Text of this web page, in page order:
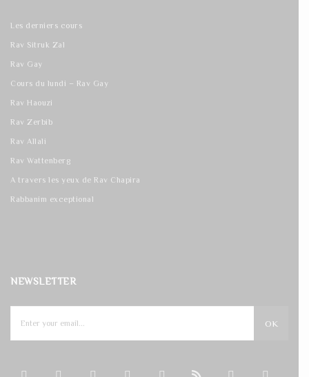
Les derniers cours
Rav Sitruk Zal
Rav Gay
Cours du lundi – Rav Gay
Rav Haouzi
Rav Zerbib
Rav Allali
Rav Wattenberg
A travers les yeux de Rav Chapira
Rabbanim exceptional
NEWSLETTER
OK